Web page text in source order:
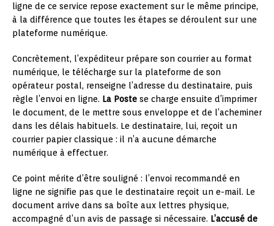
ligne de ce service repose exactement sur le même principe,
à la différence que toutes les étapes se déroulent sur une
plateforme numérique.
Concrètement, l’expéditeur prépare son courrier au format
numérique, le télécharge sur la plateforme de son
opérateur postal, renseigne l’adresse du destinataire, puis
règle l’envoi en ligne. La Poste se charge ensuite d’imprimer
le document, de le mettre sous enveloppe et de l’acheminer
dans les délais habituels. Le destinataire, lui, reçoit un
courrier papier classique : il n’a aucune démarche
numérique à effectuer.
Ce point mérite d’être souligné : l’envoi recommandé en
ligne ne signifie pas que le destinataire reçoit un e-mail. Le
document arrive dans sa boîte aux lettres physique,
accompagné d’un avis de passage si nécessaire. L’accusé de